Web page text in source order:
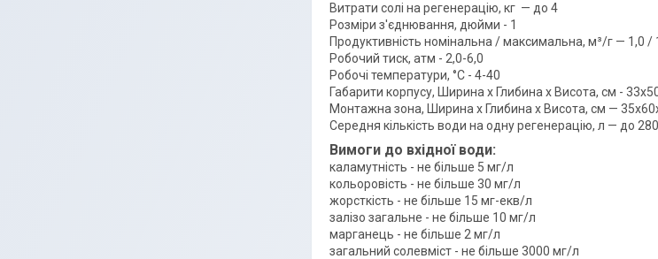
Витрати солі на регенерацію, кг — до 4
Розміри з'єднювання, дюйми - 1
Продуктивність номінальна / максимальна, м³/г — 1,0 /
Робочий тиск, атм - 2,0-6,0
Робочі температури, °C - 4-40
Габарити корпусу, Ширина х Глибина х Висота, см -
Монтажна зона, Ширина х Глибина х Висота, cм —
Середня кількість води на одну регенерацію, л — до 280
Вимоги до вхідної води:
каламутність - не більше 5 мг/л
кольоровість - не більше 30 мг/л
жорсткість - не більше 15 мг-екв/л
залізо загальне - не більше 10 мг/л
марганець - не більше 2 мг/л
загальний солевміст - не більше 3000 мг/л